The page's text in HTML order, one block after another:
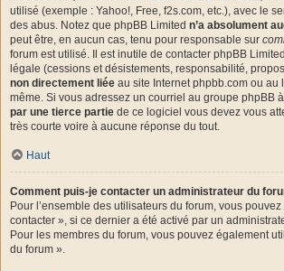
utilisé (exemple : Yahoo!, Free, f2s.com, etc.), avec le
des abus. Notez que phpBB Limited n’a absolument
peut être, en aucun cas, tenu pour responsable sur
forum est utilisé. Il est inutile de contacter phpBB
légale (cessions et désistements, responsabilité,
non directement liée au site Internet phpbb.com ou au
même. Si vous adressez un courriel au groupe phpBB
par une tierce partie de ce logiciel vous devez vous
très courte voire à aucune réponse du tout.
Haut
Comment puis-je contacter un administrateur du
Pour l’ensemble des utilisateurs du forum, vous
contacter », si ce dernier a été activé par un
Pour les membres du forum, vous pouvez également
du forum ».